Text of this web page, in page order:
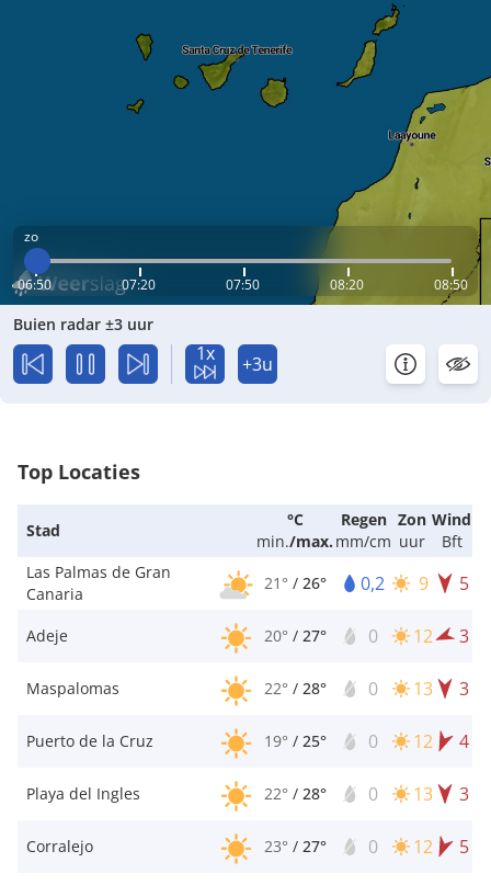
zo
06:50 07:20 07:50 08:20 08:50
Buien radar ±3 uur
1x +3u
Top Locaties
Stad
°C
min./max.
Regen
mm/cm
Zon
uur
Wind
Bft
Las Palmas de Gran
Canaria
21° / 26° 0,2 9 5
Adeje 20° / 27° 0 12 3
Maspalomas 22° / 28° 0 13 3
Puerto de la Cruz 19° / 25° 0 12 4
Playa del Ingles 22° / 28° 0 13 3
Corralejo 23° / 27° 0 12 5